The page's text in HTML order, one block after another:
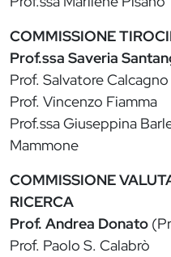
COMMISSIONE
Prof.ssa Saveria
Prof. Salvatore Calcagno
Prof. Vincenzo Fiamma
Prof.ssa Giuseppina
Mammone
COMMISSIONE
RICERCA
Prof. Andrea Donato
Prof. Paolo S. Calabrò